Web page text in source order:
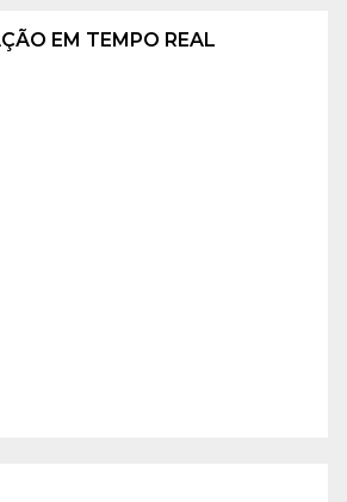
EM TEMPO REAL